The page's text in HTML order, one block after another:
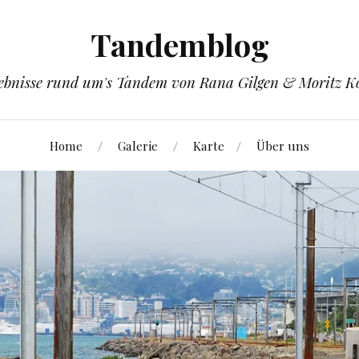
Tandemblog
rund um's Tandem von Rana Gilgen & Moritz
Home Galerie Karte Über uns